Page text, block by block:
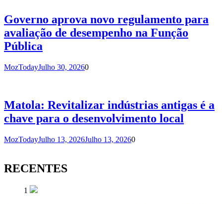
Governo aprova novo regulamento para
avaliação de desempenho na Função
Pública
MozTodayJulho 30, 20260
Matola: Revitalizar indústrias antigas é a
chave para o desenvolvimento local
MozTodayJulho 13, 2026Julho 13, 20260
RECENTES
1